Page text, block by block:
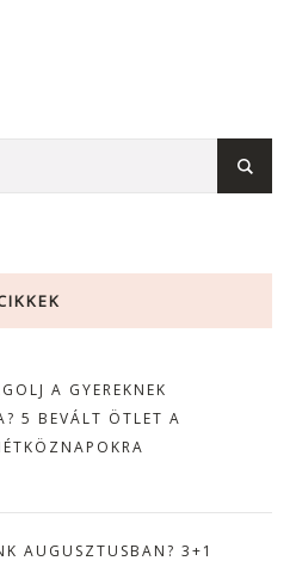
A GYEREKNEK
5 BEVÁLT ÖTLET A
AUGUSZTUSBAN? 3+1